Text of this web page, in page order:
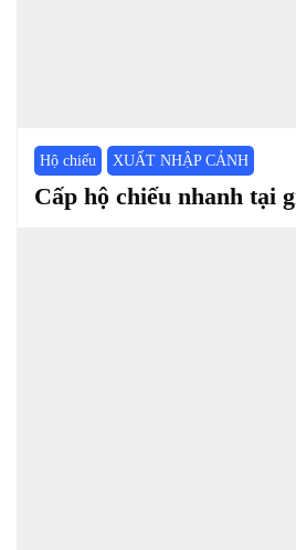
Hộ chiếu XUẤT NHẬP CẢNH
Cấp hộ chiếu nhanh tại